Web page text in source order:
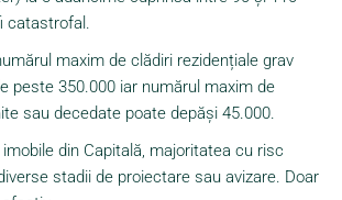
catastrofal.
maxim de clădiri rezidențiale grav
peste 350.000 iar numărul maxim de
sau decedate poate depăși 45.000.
din Capitală, majoritatea cu risc
stadii de proiectare sau avizare. Doar